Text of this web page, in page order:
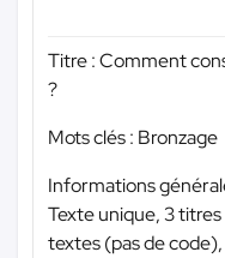
Titre : Comment
?
Mots clés : Bronzage
Informations
Texte unique, 3
textes (pas de